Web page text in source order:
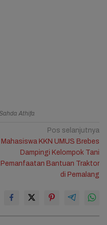
Athifa
Pos selanjutnya
Mahasiswa KKN UMUS Brebes
Dampingi Kelompok Tani
Pemanfaatan Bantuan Traktor
di Pemalang